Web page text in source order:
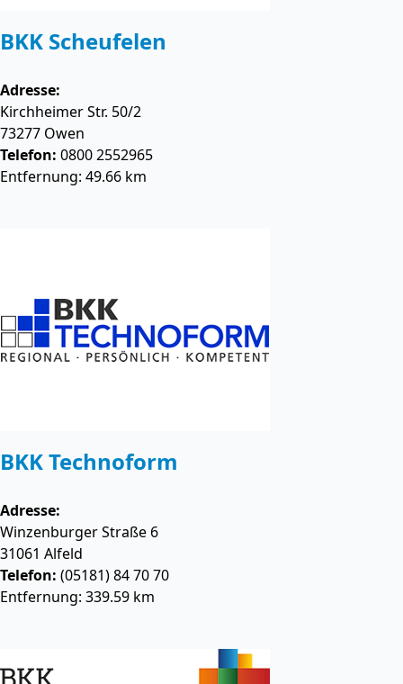
BKK Scheufelen
Adresse:
Kirchheimer Str. 50/2
73277 Owen
Telefon: 0800 2552965
Entfernung: 49.66 km
BKK Technoform
Adresse:
Winzenburger Straße 6
31061 Alfeld
Telefon: (05181) 84 70 70
Entfernung: 339.59 km